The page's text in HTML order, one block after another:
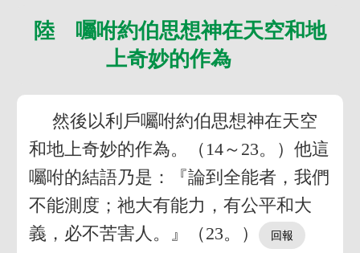
陸 囑咐約伯思想神在天空和地
上奇妙的作為
然後以利戶囑咐約伯思想神在天空
和地上奇妙的作為。（14～23。）他這
囑咐的結語乃是：『論到全能者，我們
不能測度；祂大有能力，有公平和大
義，必不苦害人。』（23。）